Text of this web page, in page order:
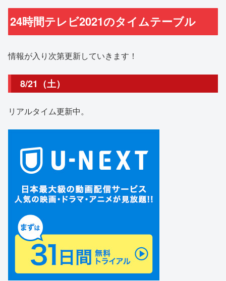
24時間テレビ2021のタイムテーブル
情報が入り次第更新していきます！
8/21（土）
リアルタイム更新中。